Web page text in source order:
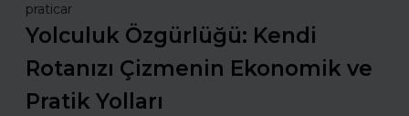
praticar
Yolculuk Özgürlüğü: Kendi
Rotanızı Çizmenin Ekonomik ve
Pratik Yolları